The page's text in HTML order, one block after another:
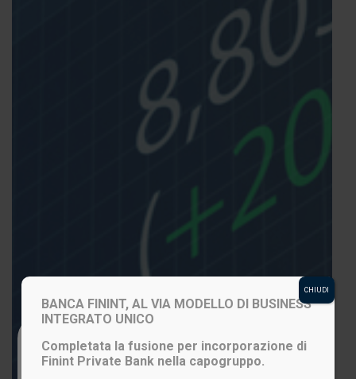
Login to your account
BANCA FININT, AL VIA MODELLO DI BUSINESS
INTEGRATO UNICO
Completata la fusione per incorporazione di
Finint Private Bank nella capogruppo.
CHIUDI